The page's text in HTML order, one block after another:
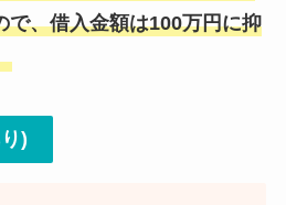
で、借入金額は100万円に抑
)